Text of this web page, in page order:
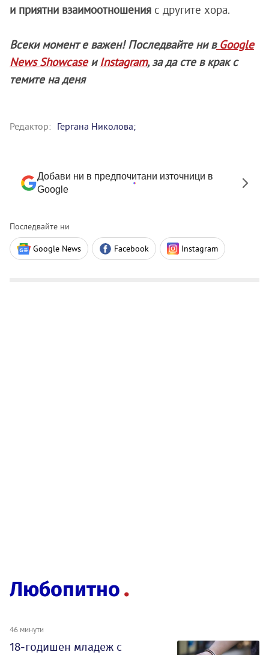
и приятни взаимоотношения с другите хора.
Всеки момент е важен! Последвайте ни вGoogle
News Showcaseи Instagram, за да сте в крак с
темите на деня
Редактор: Гергана Николова;
Добави ни в предпочитани източници в
Google
Последвайте ни
Google News Facebook Instagram
Любопитно
46 минути
18-годишен младеж с